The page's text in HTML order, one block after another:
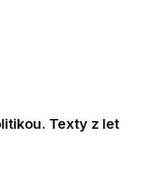
Texty z let